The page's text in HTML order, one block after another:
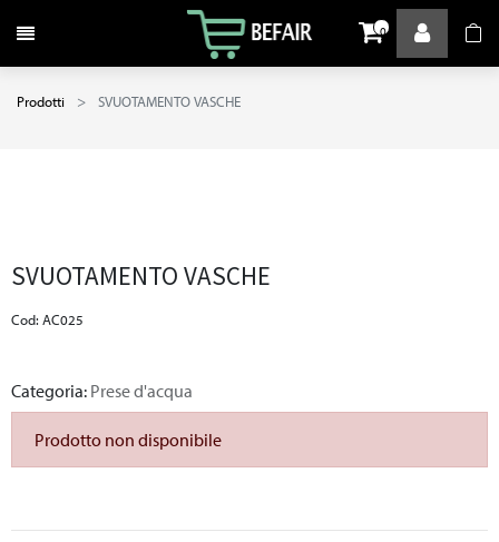
Attiva / disattiva la navigazione 0
Prodotti SVUOTAMENTO VASCHE
SVUOTAMENTO VASCHE
Cod: AC025
Categoria: Prese d'acqua
Prodotto non disponibile